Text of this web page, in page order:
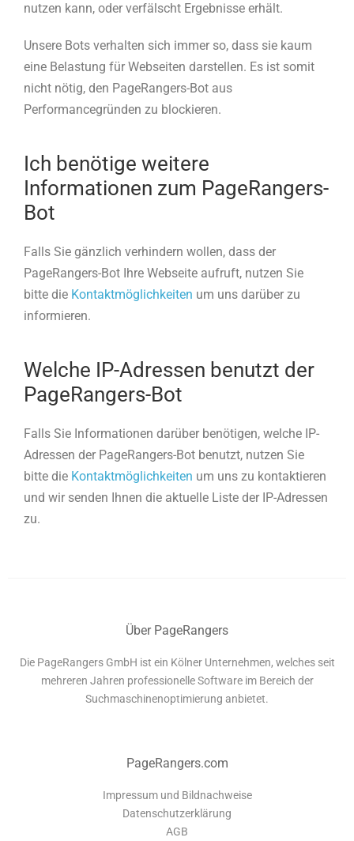
nutzen kann, oder verfälscht Ergebnisse erhält.
Unsere Bots verhalten sich immer so, dass sie kaum
eine Belastung für Webseiten darstellen. Es ist somit
nicht nötig, den PageRangers-Bot aus
Performancegründen zu blockieren.
Ich benötige weitere
Informationen zum PageRangers-
Bot
Falls Sie gänzlich verhindern wollen, dass der
PageRangers-Bot Ihre Webseite aufruft, nutzen Sie
bitte die Kontaktmöglichkeiten um uns darüber zu
informieren.
Welche IP-Adressen benutzt der
PageRangers-Bot
Falls Sie Informationen darüber benötigen, welche IP-
Adressen der PageRangers-Bot benutzt, nutzen Sie
bitte die Kontaktmöglichkeiten um uns zu kontaktieren
und wir senden Ihnen die aktuelle Liste der IP-Adressen
zu.
Über PageRangers
Die PageRangers GmbH ist ein Kölner Unternehmen, welches seit
mehreren Jahren professionelle Software im Bereich der
Suchmaschinenoptimierung anbietet.
PageRangers.com
Impressum und Bildnachweise
Datenschutzerklärung
AGB